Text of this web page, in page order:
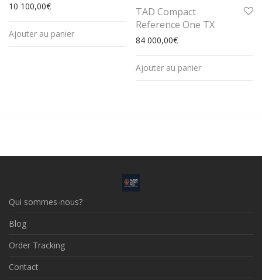
10 100,00€
Ajouter au panier
TAD Compact
Reference One TX
84 000,00€
Ajouter au panier
Qui sommes-nous?
Blog
Order Tracking
Contact